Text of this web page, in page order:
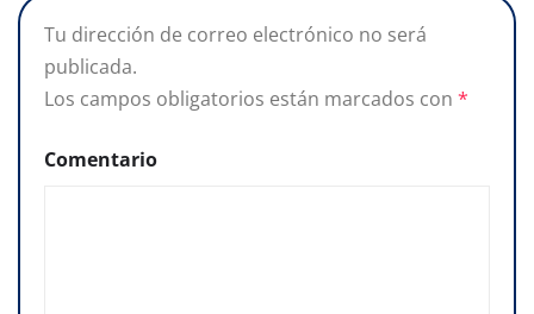
Tu dirección de correo electrónico no será
publicada.
Los campos obligatorios están marcados con *
Comentario